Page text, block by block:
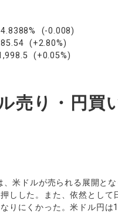
(-0.008)
(+2.80%)
(+0.05%)
売り・円買
米ドルが売られる展開と
しした。また、依然とし
りにくかった。米ドル円